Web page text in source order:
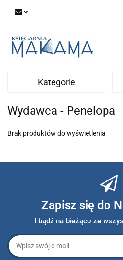
Kategorie
Wydawca - Penelopa
Brak produktów do wyświetlenia
Zapisz się do
I bądź na bieżąco ze